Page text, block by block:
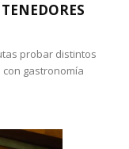
probar distintos
gastronomía